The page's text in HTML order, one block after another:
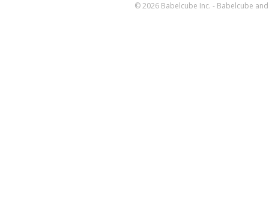
© 2026 Babelcube Inc. - Babelcube